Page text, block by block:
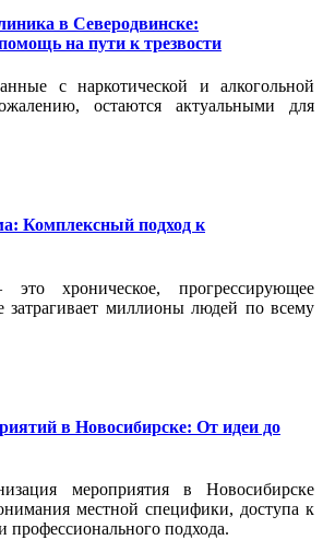
в Северодвинске:
на пути к трезвости
с наркотической и алкогольной
остаются актуальными для
Комплексный подход к
хроническое, прогрессирующее
затрагивает миллионы людей по всему
в Новосибирске: От идеи до
мероприятия в Новосибирске
местной специфики, доступа к
подхода.